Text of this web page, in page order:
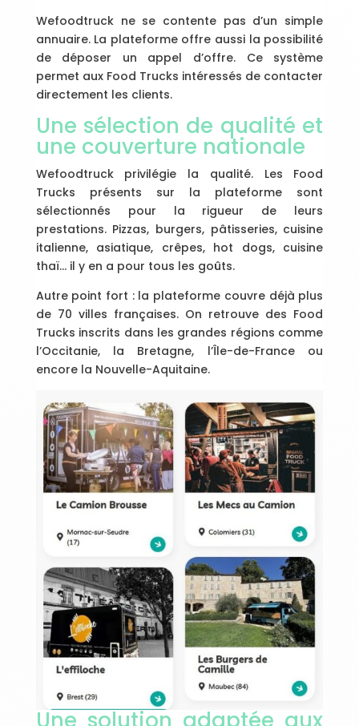
Wefoodtruck ne se contente pas d’un simple
annuaire. La plateforme offre aussi la possibilité
de déposer un appel d’offre. Ce système
permet aux Food Trucks intéressés de contacter
directement les clients.
Une sélection de qualité et
une couverture nationale
Wefoodtruck privilégie la qualité. Les Food
Trucks présents sur la plateforme sont
sélectionnés pour la rigueur de leurs
prestations. Pizzas, burgers, pâtisseries, cuisine
italienne, asiatique, crêpes, hot dogs, cuisine
thaï… il y en a pour tous les goûts.
Autre point fort : la plateforme couvre déjà plus
de 70 villes françaises. On retrouve des Food
Trucks inscrits dans les grandes régions comme
l’Occitanie, la Bretagne, l’Île-de-France ou
encore la Nouvelle-Aquitaine.